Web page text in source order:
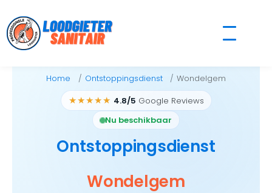
to
content
Home Ontstoppingsdienst Wondelgem
★★★★★ 4.8/5 Google Reviews
Nu beschikbaar
Ontstoppingsdienst
Wondelgem